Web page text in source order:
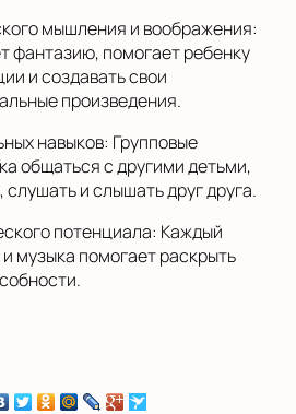
мышления и воображения:
фантазию, помогает ребенку
и создавать свои
произведения.
навыков: Групповые
общаться с другими детьми,
слушать и слышать друг друга.
потенциала: Каждый
музыка помогает раскрыть